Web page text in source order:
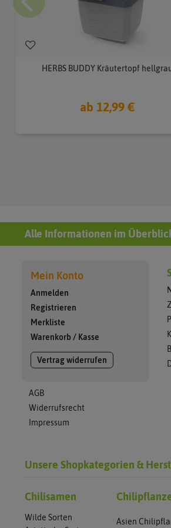
HERBS BUDDY Kräutertopf
ab 12,99 €
Alle Informationen im
Mein Konto
Anmelden
Registrieren
Merkliste
Warenkorb / Kasse
Vertrag widerrufen
AGB
Widerrufsrecht
Impressum
Unsere Shopkategorien &
Chilisamen
Wilde Sorten
Asien